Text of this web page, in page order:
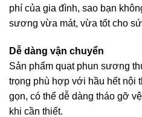
phí của gia đình, sao bạn
sương vừa mát, vừa tốt cho
Dễ dàng vận chuyển
Sản phẩm quạt phun sương
trọng phù hợp với hầu hết nội
gọn, có thể dễ dàng tháo gỡ
khi cần thiết.